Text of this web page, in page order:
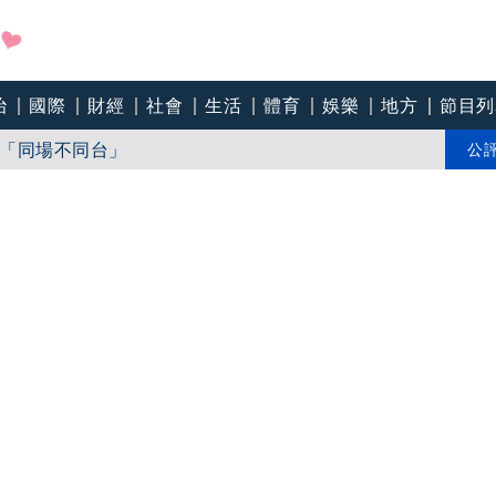
國際 財經 社會 生活 體育 娛樂 地方 節目
同場不同台」
歲
公